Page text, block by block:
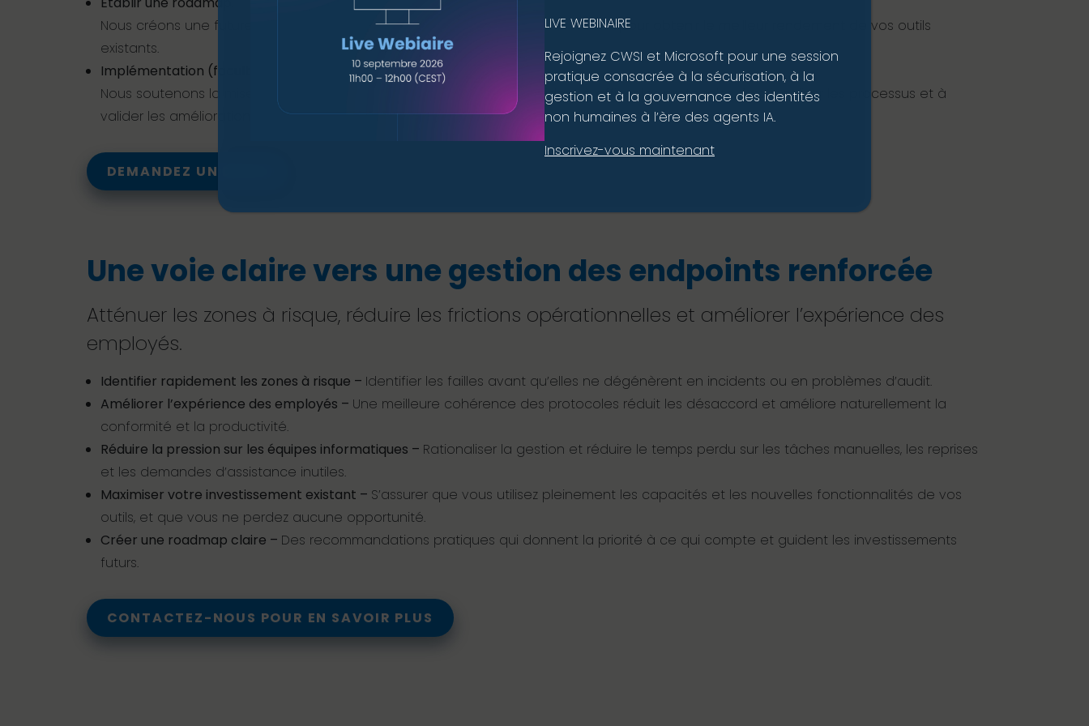
Nous créons une future roadmap avec vous, en soulignant où investir à l’avenir pour obtenir le meilleur rendement de vos outils
existants.
Implémentation (facultatif).
Nous soutenons la mise en œuvre des recommandations, en vous aidant à affiner les protocoles, à rationaliser les processus et à
valider les améliorations.
DEMANDEZ UN DEVIS
Une voie claire vers une gestion des endpoints renforcée
Atténuer les zones à risque, réduire les frictions opérationnelles et améliorer l’expérience des
employés.
Identifier rapidement les zones à risque – Identifier les failles avant qu’elles ne dégénèrent en incidents ou en problèmes d’audit.
Améliorer l’expérience des employés – Une meilleure cohérence des protocoles réduit les désaccord et améliore naturellement la
conformité et la productivité.
Réduire la pression sur les équipes informatiques – Rationaliser la gestion et réduire le temps perdu sur les tâches manuelles, les reprises
et les demandes d’assistance inutiles.
Maximiser votre investissement existant – S’assurer que vous utilisez pleinement les capacités et les nouvelles fonctionnalités de vos
outils, et que vous ne perdez aucune opportunité.
Créer une roadmap claire – Des recommandations pratiques qui donnent la priorité à ce qui compte et guident les investissements
futurs.
CONTACTEZ-NOUS POUR EN SAVOIR PLUS
LIVE WEBINAIRE
Rejoignez CWSI et Microsoft pour une session
pratique consacrée à la sécurisation, à la
gestion et à la gouvernance des identités
non humaines à l’ère des agents IA.
Inscrivez-vous maintenant